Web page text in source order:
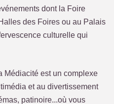
dont la Foire
des Foires ou au Palais
culturelle qui
Médiacité est un complexe
et au divertissement
patinoire...où vous